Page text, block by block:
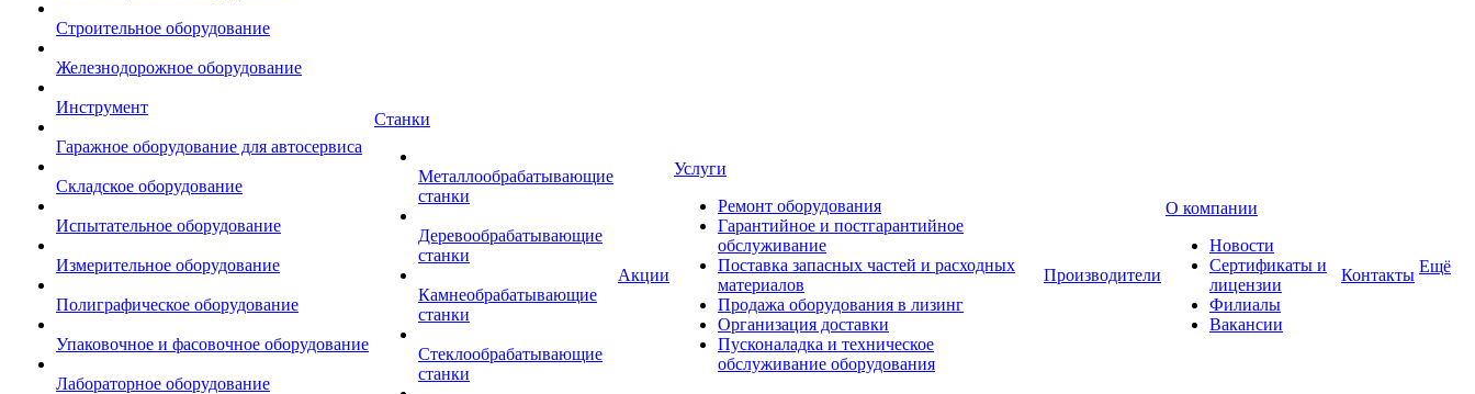
Строительное оборудование
Железнодорожное оборудование
Инструмент
Гаражное оборудование для автосервиса
Складское оборудование
Испытательное оборудование
Измерительное оборудование
Полиграфическое оборудование
Упаковочное и фасовочное оборудование
Лабораторное оборудование
Станки
Металлообрабатывающие
станки
Деревообрабатывающие
станки
Камнеобрабатывающие
станки
Стеклообрабатывающие
станки
Акции
Услуги
Ремонт оборудования
Гарантийное и постгарантийное
обслуживание
Поставка запасных частей и расходных
материалов
Продажа оборудования в лизинг
Организация доставки
Пусконаладка и техническое
обслуживание оборудования
Производители
О компании
Новости
Сертификаты и
лицензии
Филиалы
Вакансии
Контакты Ещё